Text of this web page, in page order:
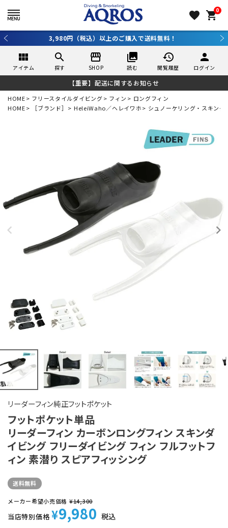
favorite 0
shopping_cart
3,980円（税込）以上のご購入で送料無料！
view_module
アイテム
search
探す
storefront
SHOP
collections
読む
history
閲覧履歴
person
ログイン
【重要】配送に関するお知らせ
HOME フリースタイルダイビング フィン
ロングフィン
HOME
［ブランド］ HeleiWaho／ヘレイワホ シュノーケリング・スキンダ
リーダーフィン純正フットポケット
フットポケット単品
リーダーフィン カーボンロングフィン スキンダ
イビング フリーダイビング フィン フルフットフ
ィン 素潜り スピアフィッシング
送料無料
メーカー希望小売価格 ¥14,300
当店特別価格 ¥9,980 税込